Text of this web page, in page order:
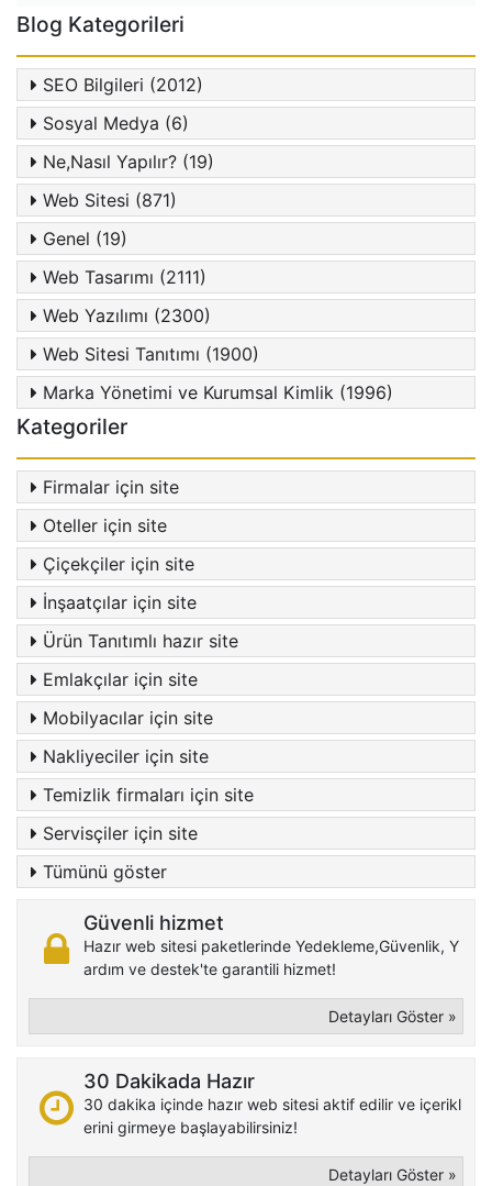
Blog Kategorileri
SEO Bilgileri (2012)
Sosyal Medya (6)
Ne,Nasıl Yapılır? (19)
Web Sitesi (871)
Genel (19)
Web Tasarımı (2111)
Web Yazılımı (2300)
Web Sitesi Tanıtımı (1900)
Marka Yönetimi ve Kurumsal Kimlik (1996)
Kategoriler
Firmalar için site
Oteller için site
Çiçekçiler için site
İnşaatçılar için site
Ürün Tanıtımlı hazır site
Emlakçılar için site
Mobilyacılar için site
Nakliyeciler için site
Temizlik firmaları için site
Servisçiler için site
Tümünü göster
Güvenli hizmet
Hazır web sitesi paketlerinde Yedekleme,Güvenlik, Y
ardım ve destek'te garantili hizmet!
Detayları Göster »
30 Dakikada Hazır
30 dakika içinde hazır web sitesi aktif edilir ve içerikl
erini girmeye başlayabilirsiniz!
Detayları Göster »